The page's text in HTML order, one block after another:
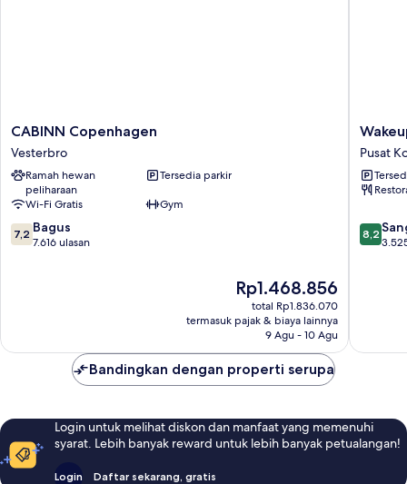
CABINN
Copenhagen
Vesterbro
CABINN Copenhagen
Vesterbro
Ramah hewan
peliharaan
Tersedia parkir
Wi-Fi Gratis
Gym
7.2
dari
7,2 Bagus
7.616 ulasan
Harga
sekarang
Rp1.468.856
Rp1.468.856
total Rp1.836.070
termasuk pajak & biaya lainnya
9 Agu - 10 Agu
Wakeup
Pusat
Kota
Pusat
8.2
dari
8,2
Bandingkan dengan properti serupa
Login untuk melihat diskon dan manfaat yang memenuhi
syarat. Lebih banyak reward untuk lebih banyak petualangan!
Login Daftar sekarang, gratis